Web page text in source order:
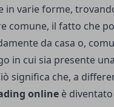
in varie forme,
comune, il fatto che
da casa o,
in cui sia presente una
significa che, a
online è